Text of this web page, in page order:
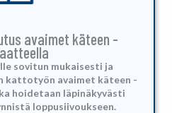
avaimet käteen -
sovitun mukaisesti ja
kattotyön avaimet käteen -
hoidetaan läpinäkyvästi
loppusiivoukseen.